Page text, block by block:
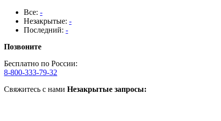
Все: -
Незакрытые: -
Последний: -
Позвоните
Бесплатно по России:
8-800-333-79-32
Свяжитесь с нами Незакрытые запросы: